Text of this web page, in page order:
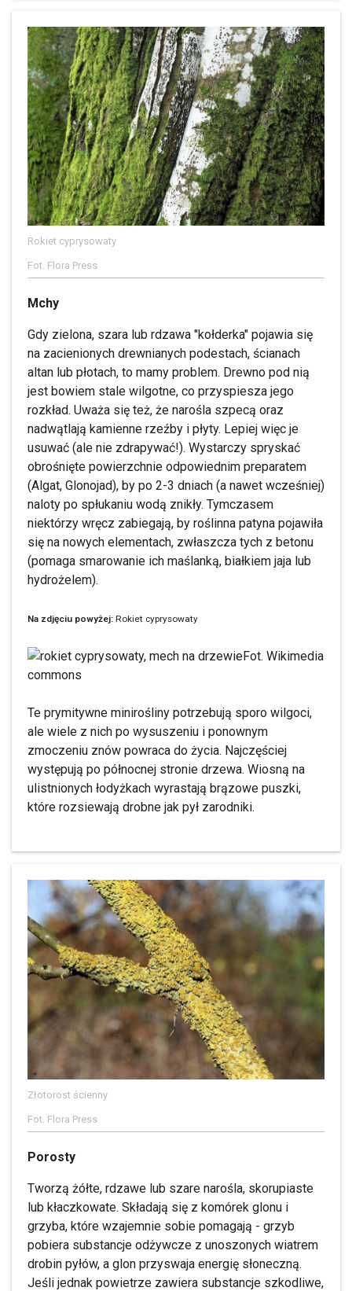
Rokiet cyprysowaty
Fot. Flora Press
Mchy
Gdy zielona, szara lub rdzawa "kołderka" pojawia się
na zacienionych drewnianych podestach, ścianach
altan lub płotach, to mamy problem. Drewno pod nią
jest bowiem stale wilgotne, co przyspiesza jego
rozkład. Uważa się też, że narośla szpecą oraz
nadwątlają kamienne rzeźby i płyty. Lepiej więc je
usuwać (ale nie zdrapywać!). Wystarczy spryskać
obrośnięte powierzchnie odpowiednim preparatem
(Algat, Glonojad), by po 2-3 dniach (a nawet wcześniej)
naloty po spłukaniu wodą znikły. Tymczasem
niektórzy wręcz zabiegają, by roślinna patyna pojawiła
się na nowych elementach, zwłaszcza tych z betonu
(pomaga smarowanie ich maślanką, białkiem jaja lub
hydrożelem).
Na zdjęciu powyżej: Rokiet cyprysowaty
Fot. Wikimedia
commons
Te prymitywne minirośliny potrzebują sporo wilgoci,
ale wiele z nich po wysuszeniu i ponownym
zmoczeniu znów powraca do życia. Najczęściej
występują po północnej stronie drzewa. Wiosną na
ulistnionych łodyżkach wyrastają brązowe puszki,
które rozsiewają drobne jak pył zarodniki.
Złotorost ścienny
Fot. Flora Press
Porosty
Tworzą żółte, rdzawe lub szare narośla, skorupiaste
lub kłaczkowate. Składają się z komórek glonu i
grzyba, które wzajemnie sobie pomagają - grzyb
pobiera substancje odżywcze z unoszonych wiatrem
drobin pyłów, a glon przyswaja energię słoneczną.
Jeśli jednak powietrze zawiera substancje szkodliwe,